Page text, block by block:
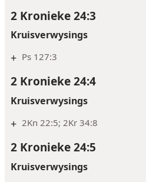
2 Kronieke 24:3
Kruisverwysings
+ Ps 127:3
2 Kronieke 24:4
Kruisverwysings
+ 2Kn 22:5; 2Kr 34:8
2 Kronieke 24:5
Kruisverwysings